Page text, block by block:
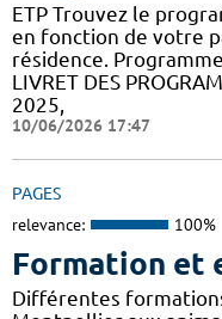
ETP Trouvez le
en fonction de votre
résidence.
LIVRET DES
2025,
10/06/2026 17:47
PAGES
relevance: 100%
Formation et
Différentes